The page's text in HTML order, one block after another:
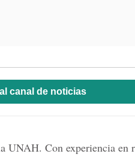
canal de noticias
UNAH. Con experiencia en